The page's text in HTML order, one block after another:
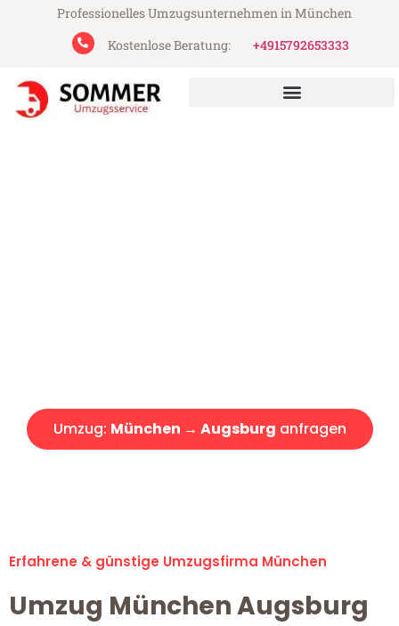
Professionelles Umzugsunternehmen in München
Kostenlose Beratung:
+4915792653333
Umzug: München → Augsburg anfragen
Erfahrene & günstige Umzugsfirma München
Umzug München Augsburg